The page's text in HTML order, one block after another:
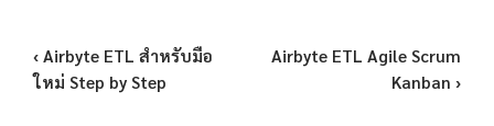
‹ Airbyte ETL สำหรับมือ
ใหม่ Step by Step
Airbyte ETL Agile Scrum
Kanban ›